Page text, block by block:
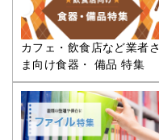
カフェ・飲食店など業者さ
ま向け食器・ 備品 特集